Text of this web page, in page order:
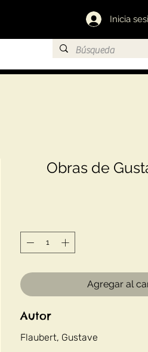
Inicia
Obras de
Agregar al
Autor
Flaubert, Gustave